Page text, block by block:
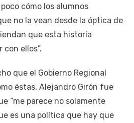
cómo los alumnos
no la vean desde la óptica de
que esta historia
ellos”.
que el Gobierno Regional
éstas, Alejandro Girón fue
“me parece no solamente
es una política que hay que